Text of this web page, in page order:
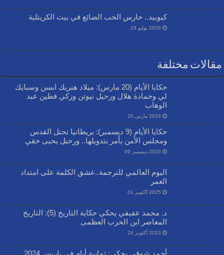
كيوبيد.. حارس الحب الضائع في بيت الكريتلية
2026 يوليو 29
مقالات مختلفة
حكايا الأيام (20 مارس): ميلاد هنريك ابسن وسبايك
لي وحمادة هلال ورحيل نيوتن وزكي فطين عبد
الوهاب
2024 مارس 20
حكايا الأيام (9 ديسمبر): بريطانيا تحتل القدس
ومجلس الأمن يأمر بتدويلها.. ورحيل يحيى حقي
2023 ديسمبر 09
اليوم العالمي للترجمة..عشق الكلمة على امتداد
العمر
2025 أكتوبر 01
د. محمد عفيفي يحكي حكاية التاريخ (5): التاريخ
المعاصر ابن الحرب العظمى
2023 أكتوبر 24